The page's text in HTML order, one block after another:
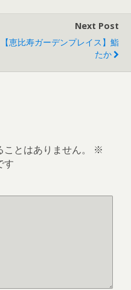
Next Post
【恵比寿ガーデンプレイス】鮨
たか
とはありません。
※
す